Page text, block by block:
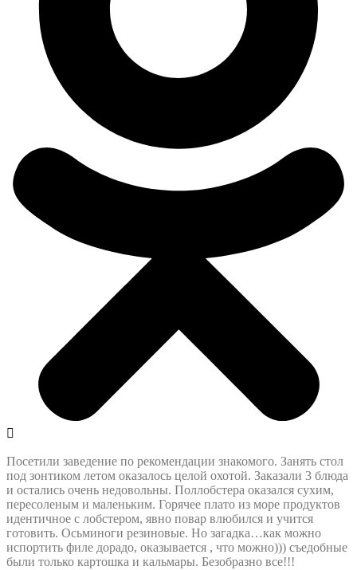
Посетили заведение по рекомендации знакомого. Занять стол
под зонтиком летом оказалось целой охотой. Заказали 3 блюда
и остались очень недовольны. Поллобстера оказался сухим,
пересоленым и маленьким. Горячее плато из море продуктов
идентичное с лобстером, явно повар влюбился и учится
готовить. Осьминоги резиновые. Но загадка…как можно
испортить филе дорадо, оказывается , что можно))) съедобные
были только картошка и кальмары. Безобразно все!!!